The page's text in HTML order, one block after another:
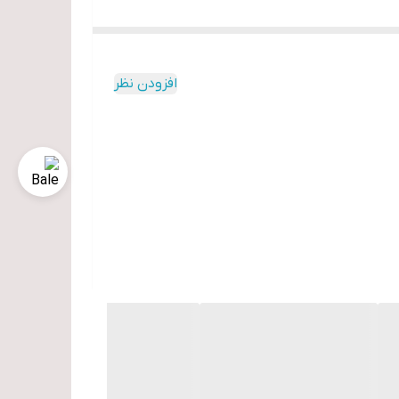
افزودن نظر